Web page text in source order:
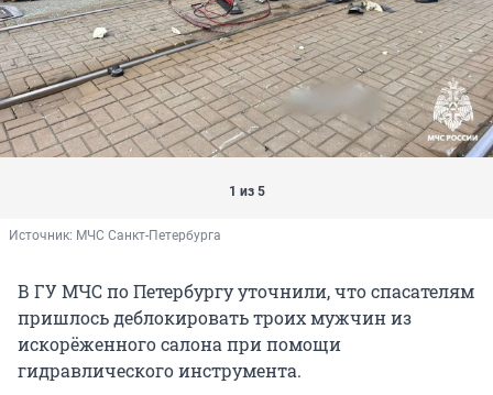
1 из 5
Источник: МЧС Санкт-Петербурга
В ГУ МЧС по Петербургу уточнили, что спасателям
пришлось деблокировать троих мужчин из
искорёженного салона при помощи
гидравлического инструмента.